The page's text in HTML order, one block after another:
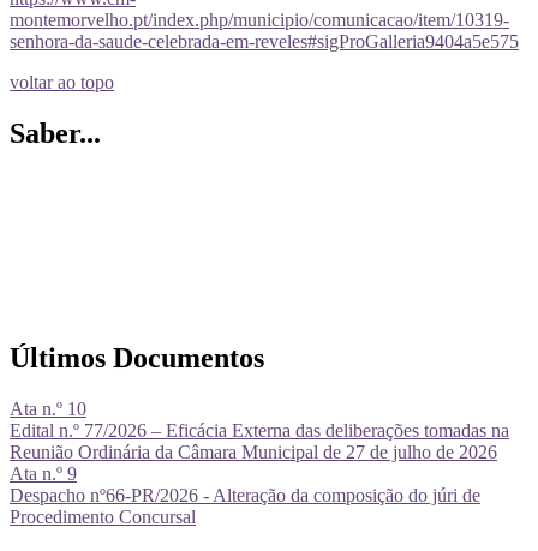
montemorvelho.pt/index.php/municipio/comunicacao/item/10319-
senhora-da-saude-celebrada-em-reveles#sigProGalleria9404a5e575
voltar ao topo
Saber...
Últimos Documentos
Ata n.º 10
Edital n.º 77/2026 – Eficácia Externa das deliberações tomadas na
Reunião Ordinária da Câmara Municipal de 27 de julho de 2026
Ata n.º 9
Despacho nº66-PR/2026 - Alteração da composição do júri de
Procedimento Concursal